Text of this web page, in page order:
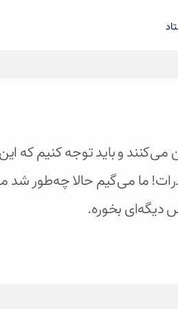
می‌کنند و باید توجه
ما می‌گیم حالا چه‌طور
دیگه‌ای بخوره.